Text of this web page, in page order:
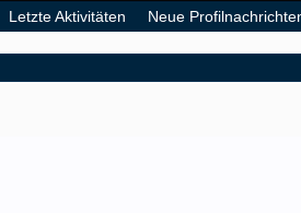
Letzte Aktivitäten Neue